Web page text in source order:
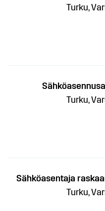
Turku,
Turku,
Sähköasentaja
Turku,